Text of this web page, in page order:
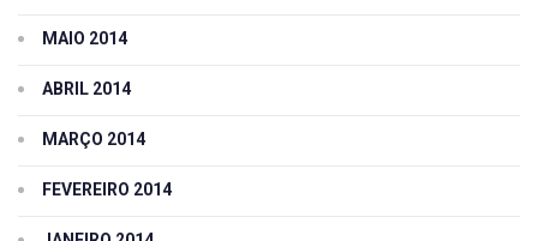
MAIO 2014
ABRIL 2014
MARÇO 2014
FEVEREIRO 2014